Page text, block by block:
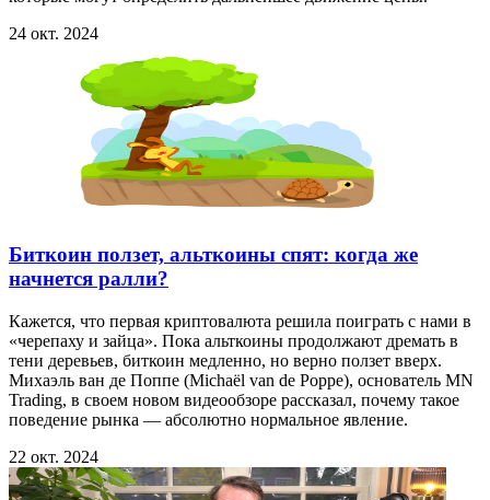
24 окт. 2024
Биткоин ползет, альткоины спят: когда же
начнется ралли?
Кажется, что первая криптовалюта решила поиграть с нами в
«черепаху и зайца». Пока альткоины продолжают дремать в
тени деревьев, биткоин медленно, но верно ползет вверх.
Михаэль ван де Поппе (Michaël van de Poppe), основатель MN
Trading, в своем новом видеообзоре рассказал, почему такое
поведение рынка — абсолютно нормальное явление.
22 окт. 2024